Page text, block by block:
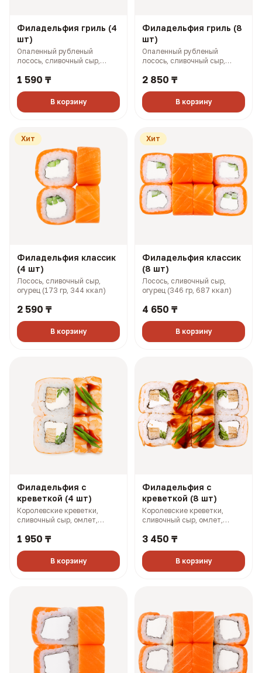
Филадельфия гриль (4
шт)
Опаленный рубленый
лосось, сливочный сыр,
картофель пай, соусы боул и
1 590 ₸
В корзину
Филадельфия гриль (8
шт)
Опаленный рубленый
лосось, сливочный сыр,
картофель пай, соусы боул и
2 850 ₸
В корзину
Хит
Филадельфия классик
(4 шт)
Лосось, сливочный сыр,
огурец (173 гр, 344 ккал)
2 590 ₸
В корзину
Хит
Филадельфия классик
(8 шт)
Лосось, сливочный сыр,
огурец (346 гр, 687 ккал)
4 650 ₸
В корзину
Филадельфия с
креветкой (4 шт)
Королевские креветки,
сливочный сыр, омлет,
251 ккал)
1 950 ₸
В корзину
Филадельфия с
креветкой (8 шт)
Королевские креветки,
сливочный сыр, омлет,
501 ккал)
3 450 ₸
В корзину